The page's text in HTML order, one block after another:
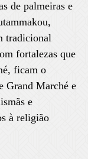
de palmeiras e
tradicional
fortalezas que
ficam o
Grand Marché e
e
à religião